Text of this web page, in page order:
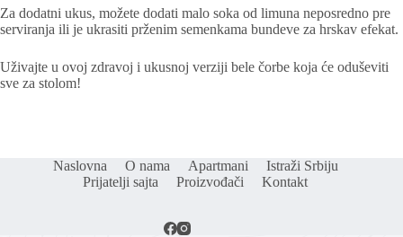
Za dodatni ukus, možete dodati malo soka od limuna neposredno pre
serviranja ili je ukrasiti prženim semenkama bundeve za hrskav efekat.
Uživajte u ovoj zdravoj i ukusnoj verziji bele čorbe koja će oduševiti
sve za stolom!
Naslovna O nama Apartmani
Istraži Srbiju
Prijatelji sajta
Proizvođači Kontakt